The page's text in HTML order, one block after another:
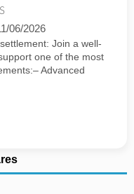
06/2026
Join a well-
one of the most
Advanced